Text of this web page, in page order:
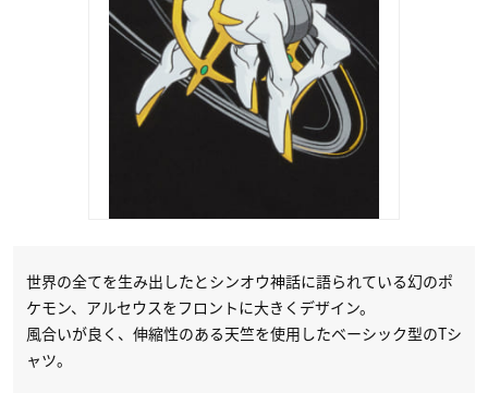
世界の全てを生み出したとシンオウ神話に語られている幻のポ
ケモン、アルセウスをフロントに大きくデザイン。
風合いが良く、伸縮性のある天竺を使用したベーシック型のTシ
ャツ。